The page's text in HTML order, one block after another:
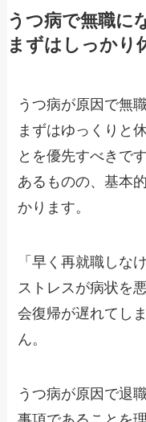
うつ病で無職に
まずはしっかり
うつ病が原因で無
まずはゆっくりと
とを優先すべきで
あるものの、基本
かります。
「早く再就職しな
ストレスが病状を
会復帰が遅れてし
ん。
うつ病が原因で退